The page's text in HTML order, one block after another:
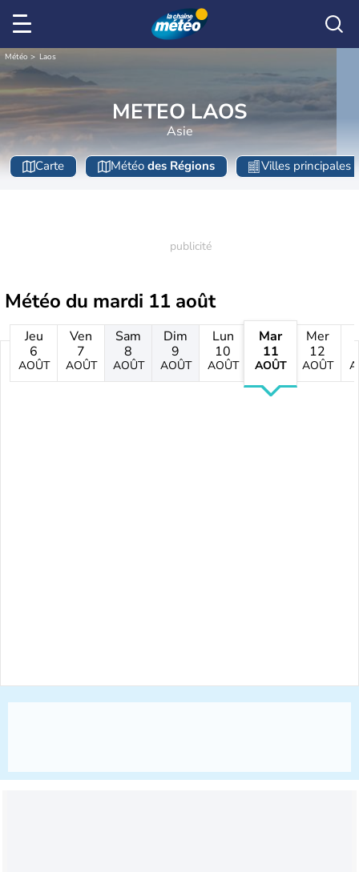
Météo Laos
METEO LAOS
Asie
Carte Météo des Régions Villes principales
Météo du mardi 11 août
Jeu
6
AOÛT
Ven
7
AOÛT
Sam
8
AOÛT
Dim
9
AOÛT
Lun
10
AOÛT
Mar
11
AOÛT
Mer
12
AOÛT